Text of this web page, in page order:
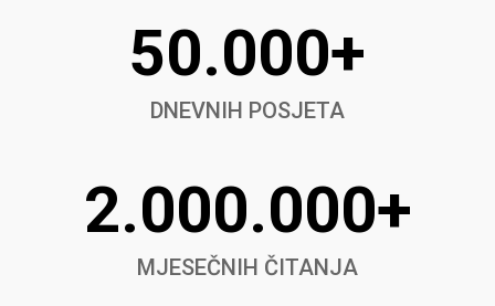
50.000+
DNEVNIH POSJETA
2.000.000+
MJESEČNIH ČITANJA